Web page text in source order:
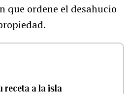
que ordene el desahucio
receta a la isla